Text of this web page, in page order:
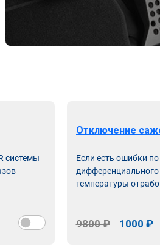
системы
Отключение
Если есть ошибки
температуры
9800 ₽ 1000 ₽